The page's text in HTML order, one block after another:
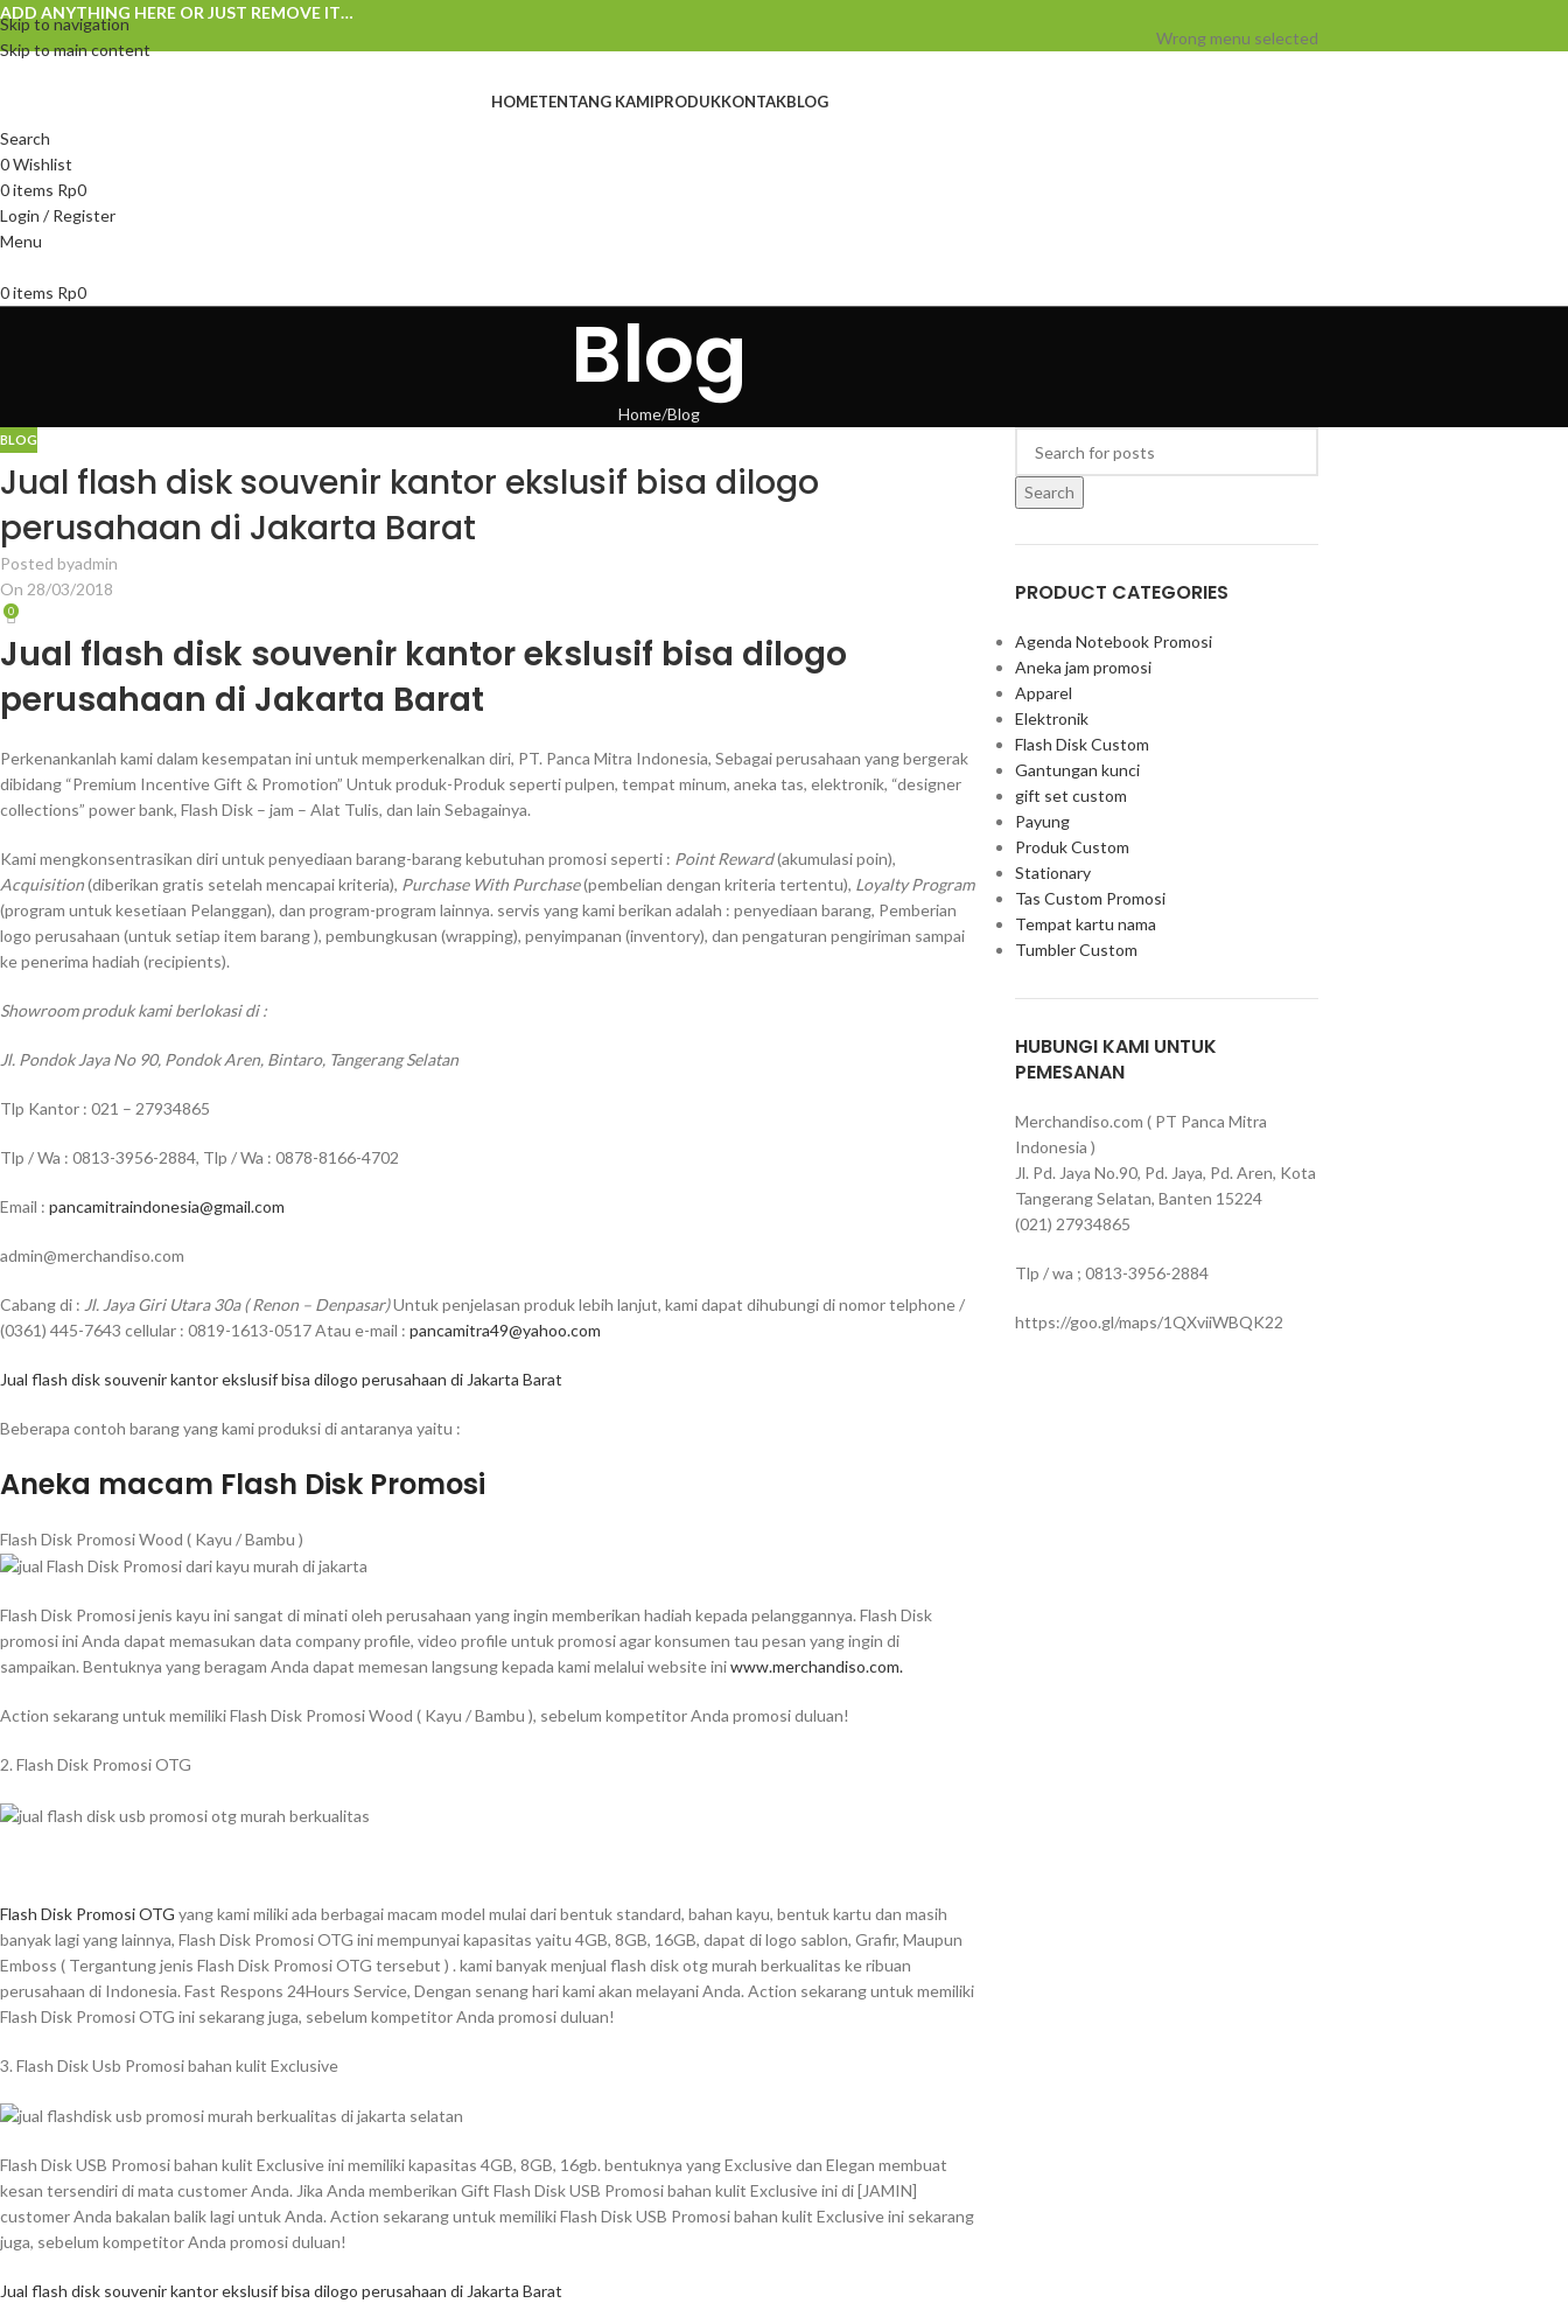
Skip to navigation
Skip to main content
ADD ANYTHING HERE OR JUST REMOVE IT…
Wrong menu selected
HOMETENTANG KAMIPRODUKKONTAKBLOG
Search
0Wishlist
0items Rp0
Login / Register
Menu
0items Rp0
Blog
Home Blog
BLOG
Jual flash disk souvenir kantor ekslusif bisa dilogo
perusahaan di Jakarta Barat
Posted byadmin
On 28/03/2018
0
Jual flash disk souvenir kantor ekslusif bisa dilogo
perusahaan di Jakarta Barat
Perkenankanlah kami dalam kesempatan ini untuk memperkenalkan diri, PT. Panca Mitra Indonesia, Sebagai perusahaan yang bergerak
dibidang “Premium Incentive Gift & Promotion” Untuk produk-Produk seperti pulpen, tempat minum, aneka tas, elektronik, “designer
collections” power bank, Flash Disk – jam – Alat Tulis, dan lain Sebagainya.
Kami mengkonsentrasikan diri untuk penyediaan barang-barang kebutuhan promosi seperti : Point Reward(akumulasi poin),
Acquisition(diberikan gratis setelah mencapai kriteria), Purchase With Purchase(pembelian dengan kriteria tertentu), Loyalty Program
(program untuk kesetiaan Pelanggan), dan program-program lainnya. servis yang kami berikan adalah : penyediaan barang, Pemberian
logo perusahaan (untuk setiap item barang ), pembungkusan (wrapping), penyimpanan (inventory), dan pengaturan pengiriman sampai
ke penerima hadiah (recipients).
Showroom produk kami berlokasi di :
Jl. Pondok Jaya No 90, Pondok Aren, Bintaro, Tangerang Selatan
Tlp Kantor : 021 – 27934865
Tlp / Wa : 0813-3956-2884, Tlp / Wa : 0878-8166-4702
Email : pancamitraindonesia@gmail.com
admin@merchandiso.com
Cabang di : Jl. Jaya Giri Utara 30a ( Renon – Denpasar)Untuk penjelasan produk lebih lanjut, kami dapat dihubungi di nomor telphone /
(0361) 445-7643 cellular : 0819-1613-0517 Atau e-mail : pancamitra49@yahoo.com
Jual flash disk souvenir kantor ekslusif bisa dilogo perusahaan di Jakarta Barat
Beberapa contoh barang yang kami produksi di antaranya yaitu :
Aneka macam Flash Disk Promosi
Flash Disk Promosi Wood ( Kayu / Bambu )
Flash Disk Promosi jenis kayu ini sangat di minati oleh perusahaan yang ingin memberikan hadiah kepada pelanggannya. Flash Disk
promosi ini Anda dapat memasukan data company profile, video profile untuk promosi agar konsumen tau pesan yang ingin di
sampaikan. Bentuknya yang beragam Anda dapat memesan langsung kepada kami melalui website iniwww.merchandiso.com.
Action sekarang untuk memiliki Flash Disk Promosi Wood ( Kayu / Bambu ), sebelum kompetitor Anda promosi duluan!
2. Flash Disk Promosi OTG
Flash Disk Promosi OTG yang kami miliki ada berbagai macam model mulai dari bentuk standard, bahan kayu, bentuk kartu dan masih
banyak lagi yang lainnya, Flash Disk Promosi OTG ini mempunyai kapasitas yaitu 4GB, 8GB, 16GB, dapat di logo sablon, Grafir, Maupun
Emboss ( Tergantung jenis Flash Disk Promosi OTG tersebut ) . kami banyak menjual flash disk otg murah berkualitas ke ribuan
perusahaan di Indonesia. Fast Respons 24Hours Service, Dengan senang hari kami akan melayani Anda. Action sekarang untuk memiliki
Flash Disk Promosi OTG ini sekarang juga, sebelum kompetitor Anda promosi duluan!
3. Flash Disk Usb Promosi bahan kulit Exclusive
Flash Disk USB Promosi bahan kulit Exclusive ini memiliki kapasitas 4GB, 8GB, 16gb. bentuknya yang Exclusive dan Elegan membuat
kesan tersendiri di mata customer Anda. Jika Anda memberikan Gift Flash Disk USB Promosi bahan kulit Exclusive ini di [JAMIN]
customer Anda bakalan balik lagi untuk Anda. Action sekarang untuk memiliki Flash Disk USB Promosi bahan kulit Exclusive ini sekarang
juga, sebelum kompetitor Anda promosi duluan!
Jual flash disk souvenir kantor ekslusif bisa dilogo perusahaan di Jakarta Barat
Search
PRODUCT CATEGORIES
Agenda Notebook Promosi
Aneka jam promosi
Apparel
Elektronik
Flash Disk Custom
Gantungan kunci
gift set custom
Payung
Produk Custom
Stationary
Tas Custom Promosi
Tempat kartu nama
Tumbler Custom
HUBUNGI KAMI UNTUK
PEMESANAN
Merchandiso.com ( PT Panca Mitra
Indonesia )
Jl. Pd. Jaya No.90, Pd. Jaya, Pd. Aren, Kota
Tangerang Selatan, Banten 15224
(021) 27934865
Tlp / wa ; 0813-3956-2884
https://goo.gl/maps/1QXviiWBQK22